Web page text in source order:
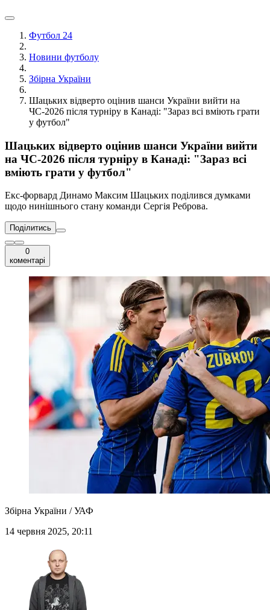
Футбол 24
Новини футболу
Збірна України
Шацьких відверто оцінив шанси України вийти на
ЧС-2026 після турніру в Канаді: "Зараз всі вміють грати
у футбол"
Шацьких відверто оцінив шанси України вийти
на ЧС-2026 після турніру в Канаді: "Зараз всі
вміють грати у футбол"
Екс-форвард Динамо Максим Шацьких поділився думками
щодо нинішнього стану команди Сергія Реброва.
Поділитись
0
коментарі
Збірна України / УАФ
14 червня 2025, 20:11